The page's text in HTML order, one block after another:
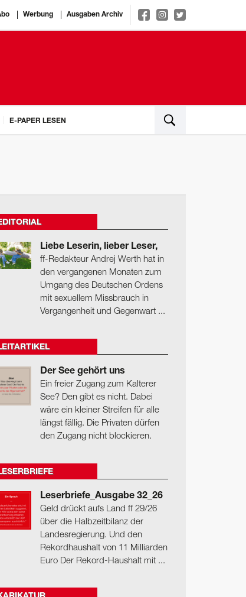
Werbung Ausgaben Archiv
E-PAPER LESEN
Liebe Leserin, lieber Leser,
ff-Redakteur Andrej Werth hat in
den vergangenen Monaten zum
Umgang des Deutschen Ordens
mit sexuellem Missbrauch in
Vergangenheit und Gegenwart ...
Der See gehört uns
Ein freier Zugang zum Kalterer
See? Den gibt es nicht. Dabei
wäre ein kleiner Streifen für alle
längst fällig. Die Privaten dürfen
den Zugang nicht blockieren.
Leserbriefe_Ausgabe 32_26
Geld drückt aufs Land ff 29/26
über die Halbzeitbilanz der
Landesregierung. Und den
Rekordhaushalt von 11 Milliarden
Euro Der Rekord-Haushalt mit ...